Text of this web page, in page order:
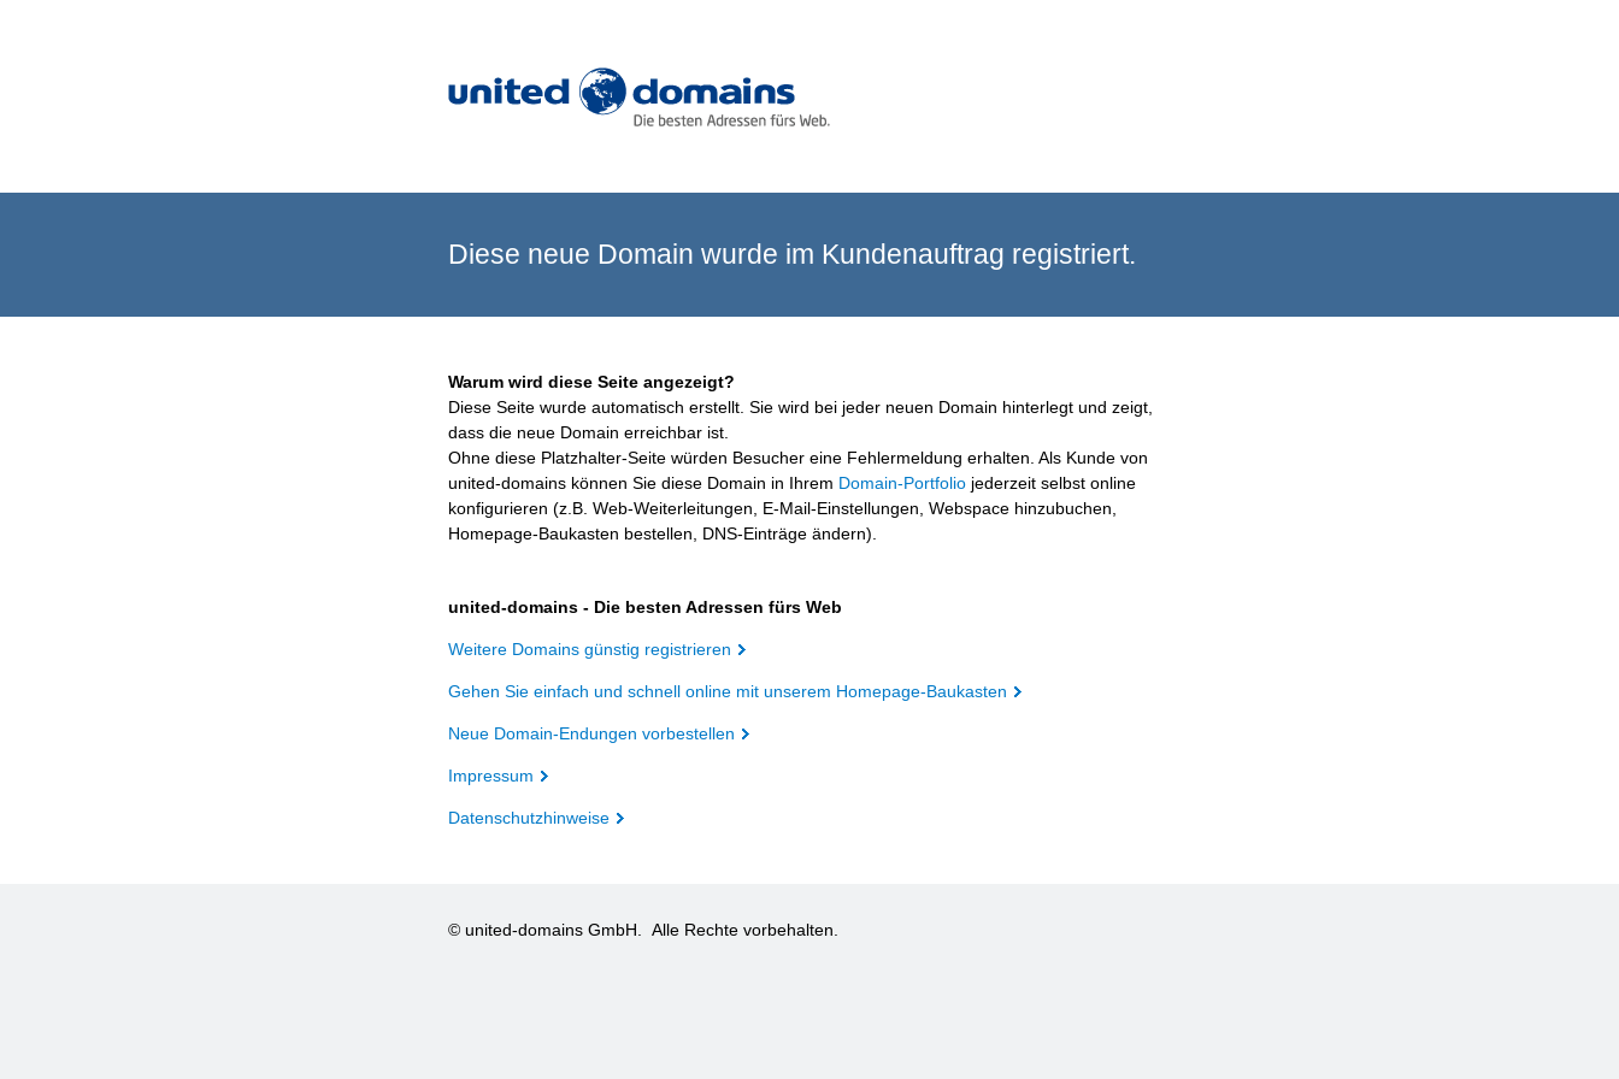
Diese neue Domain wurde im Kundenauftrag registriert.
Warum wird diese Seite angezeigt?
Diese Seite wurde automatisch erstellt. Sie wird bei jeder neuen Domain hinterlegt und zeigt,
dass die neue Domain erreichbar ist.
Ohne diese Platzhalter-Seite würden Besucher eine Fehlermeldung erhalten. Als Kunde von
united-domains können Sie diese Domain in Ihrem Domain-Portfolio jederzeit selbst online
konfigurieren (z.B. Web-Weiterleitungen, E-Mail-Einstellungen, Webspace hinzubuchen,
Homepage-Baukasten bestellen, DNS-Einträge ändern).
united-domains - Die besten Adressen fürs Web
Weitere Domains günstig registrieren
Gehen Sie einfach und schnell online mit unserem Homepage-Baukasten
Neue Domain-Endungen vorbestellen
Impressum
Datenschutzhinweise
© united-domains GmbH. Alle Rechte vorbehalten.